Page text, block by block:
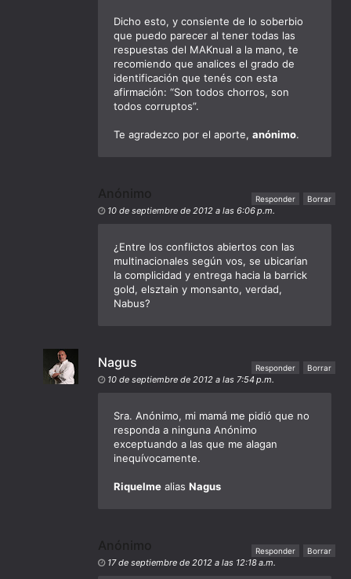
Dicho esto, y consiente de lo soberbio
que puedo parecer al tener todas las
respuestas del MAKnual a la mano, te
recomiendo que analices el grado de
identificación que tenés con esta
afirmación: “Son todos chorros, son
todos corruptos”.
Te agradezco por el aporte, anónimo.
Anónimo
10 de septiembre de 2012 a las 6:06 p.m.
¿Entre los conflictos abiertos con las
multinacionales según vos, se ubicarían
la complicidad y entrega hacia la barrick
gold, elsztain y monsanto, verdad,
Nabus?
Responder Borrar
Nagus
10 de septiembre de 2012 a las 7:54 p.m.
Sra. Anónimo, mi mamá me pidió que no
responda a ninguna Anónimo
exceptuando a las que me alagan
inequívocamente.
Riquelme alias Nagus
Responder Borrar
Anónimo
17 de septiembre de 2012 a las 12:18 a.m.
Responder Borrar